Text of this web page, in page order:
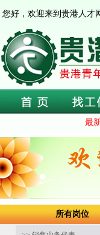
您好，欢迎来到贵港人才
最
所有岗位